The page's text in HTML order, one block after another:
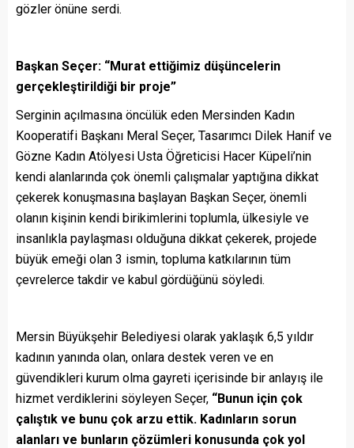
gözler önüne serdi.
Başkan Seçer: “Murat ettiğimiz düşüncelerin
gerçekleştirildiği bir proje”
Serginin açılmasına öncülük eden Mersinden Kadın
Kooperatifi Başkanı Meral Seçer, Tasarımcı Dilek Hanif ve
Gözne Kadın Atölyesi Usta Öğreticisi Hacer Küpeli’nin
kendi alanlarında çok önemli çalışmalar yaptığına dikkat
çekerek konuşmasına başlayan Başkan Seçer, önemli
olanın kişinin kendi birikimlerini toplumla, ülkesiyle ve
insanlıkla paylaşması olduğuna dikkat çekerek, projede
büyük emeği olan 3 ismin, topluma katkılarının tüm
çevrelerce takdir ve kabul gördüğünü söyledi.
Mersin Büyükşehir Belediyesi olarak yaklaşık 6,5 yıldır
kadının yanında olan, onlara destek veren ve en
güvendikleri kurum olma gayreti içerisinde bir anlayış ile
hizmet verdiklerini söyleyen Seçer, “Bunun için çok
çalıştık ve bunu çok arzu ettik. Kadınların sorun
alanları ve bunların çözümleri konusunda çok yol